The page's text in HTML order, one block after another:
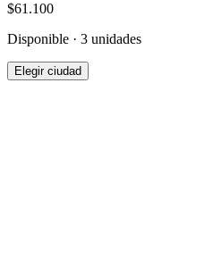
$61.100
Disponible · 3 unidades
Elegir ciudad